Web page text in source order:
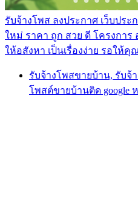
รับจ้างโพส ลงประกาศ เว็บปร
ใหม่ ราคา ถูก สวย ดี โครงกา
ให้อสังหา เป็นเรื่องง่าย รอให้คุ
รับจ้างโพสขายบ้าน, รับจ้
โพสต์ขายบ้านติด google